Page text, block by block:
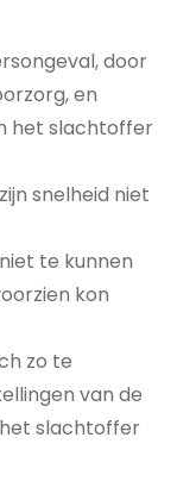
door
en
het slachtoffer
snelheid niet
te kunnen
kon
zo te
van de
slachtoffer